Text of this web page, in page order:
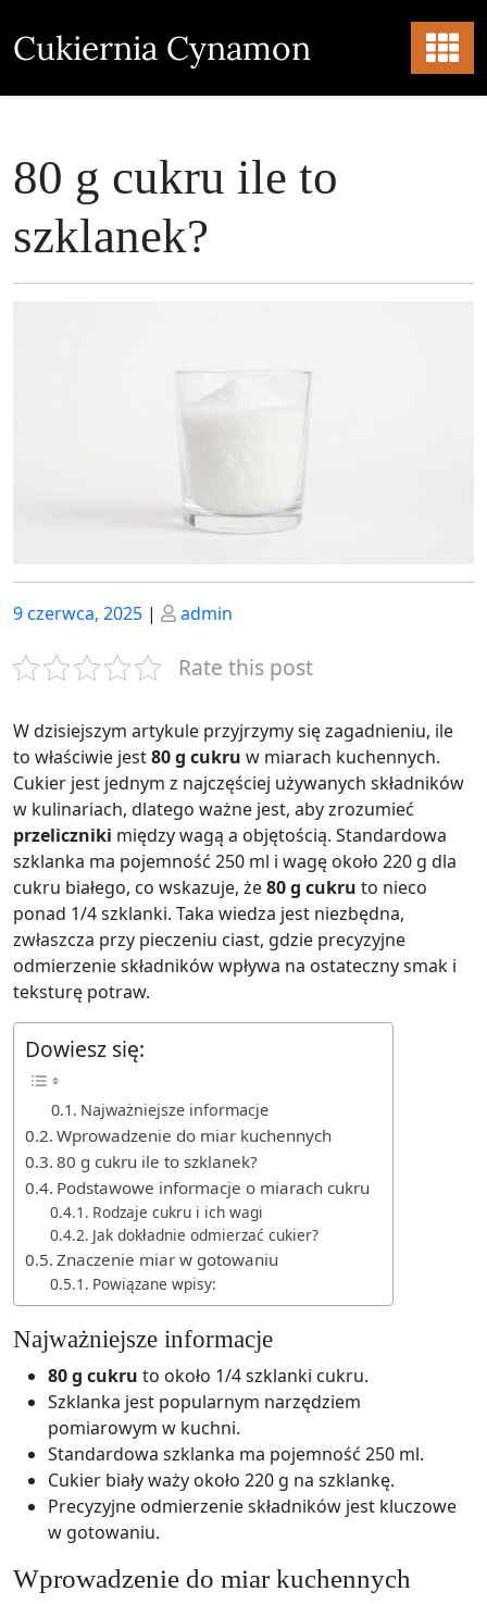
to
content
Cukiernia Cynamon
80 g cukru ile to
szklanek?
Posted
9 czerwca, 2025 | Posted
admin
Rate this post
W dzisiejszym artykule przyjrzymy się zagadnieniu, ile
to właściwie jest80 g cukru w miarach kuchennych.
Cukier jest jednym z najczęściej używanych składników
w kulinariach, dlatego ważne jest, aby zrozumieć
przeliczniki między wagą a objętością. Standardowa
szklanka ma pojemność 250 ml i wagę około 220 g dla
cukru białego, co wskazuje, że80 g cukru to nieco
ponad 1/4 szklanki. Taka wiedza jest niezbędna,
zwłaszcza przy pieczeniu ciast, gdzie precyzyjne
odmierzenie składników wpływa na ostateczny smak i
teksturę potraw.
Dowiesz się:
Najważniejsze informacje
Wprowadzenie do miar kuchennych
80 g cukru ile to szklanek?
Podstawowe informacje o miarach cukru
Rodzaje cukru i ich wagi
Jak dokładnie odmierzać cukier?
Znaczenie miar w gotowaniu
Powiązane wpisy:
Najważniejsze informacje
80 g cukru to około 1/4 szklanki cukru.
Szklanka jest popularnym narzędziem
pomiarowym w kuchni.
Standardowa szklanka ma pojemność 250 ml.
Cukier biały waży około 220 g na szklankę.
Precyzyjne odmierzenie składników jest kluczowe
w gotowaniu.
Wprowadzenie do miar kuchennych